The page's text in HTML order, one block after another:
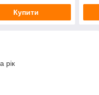
Купити
рік